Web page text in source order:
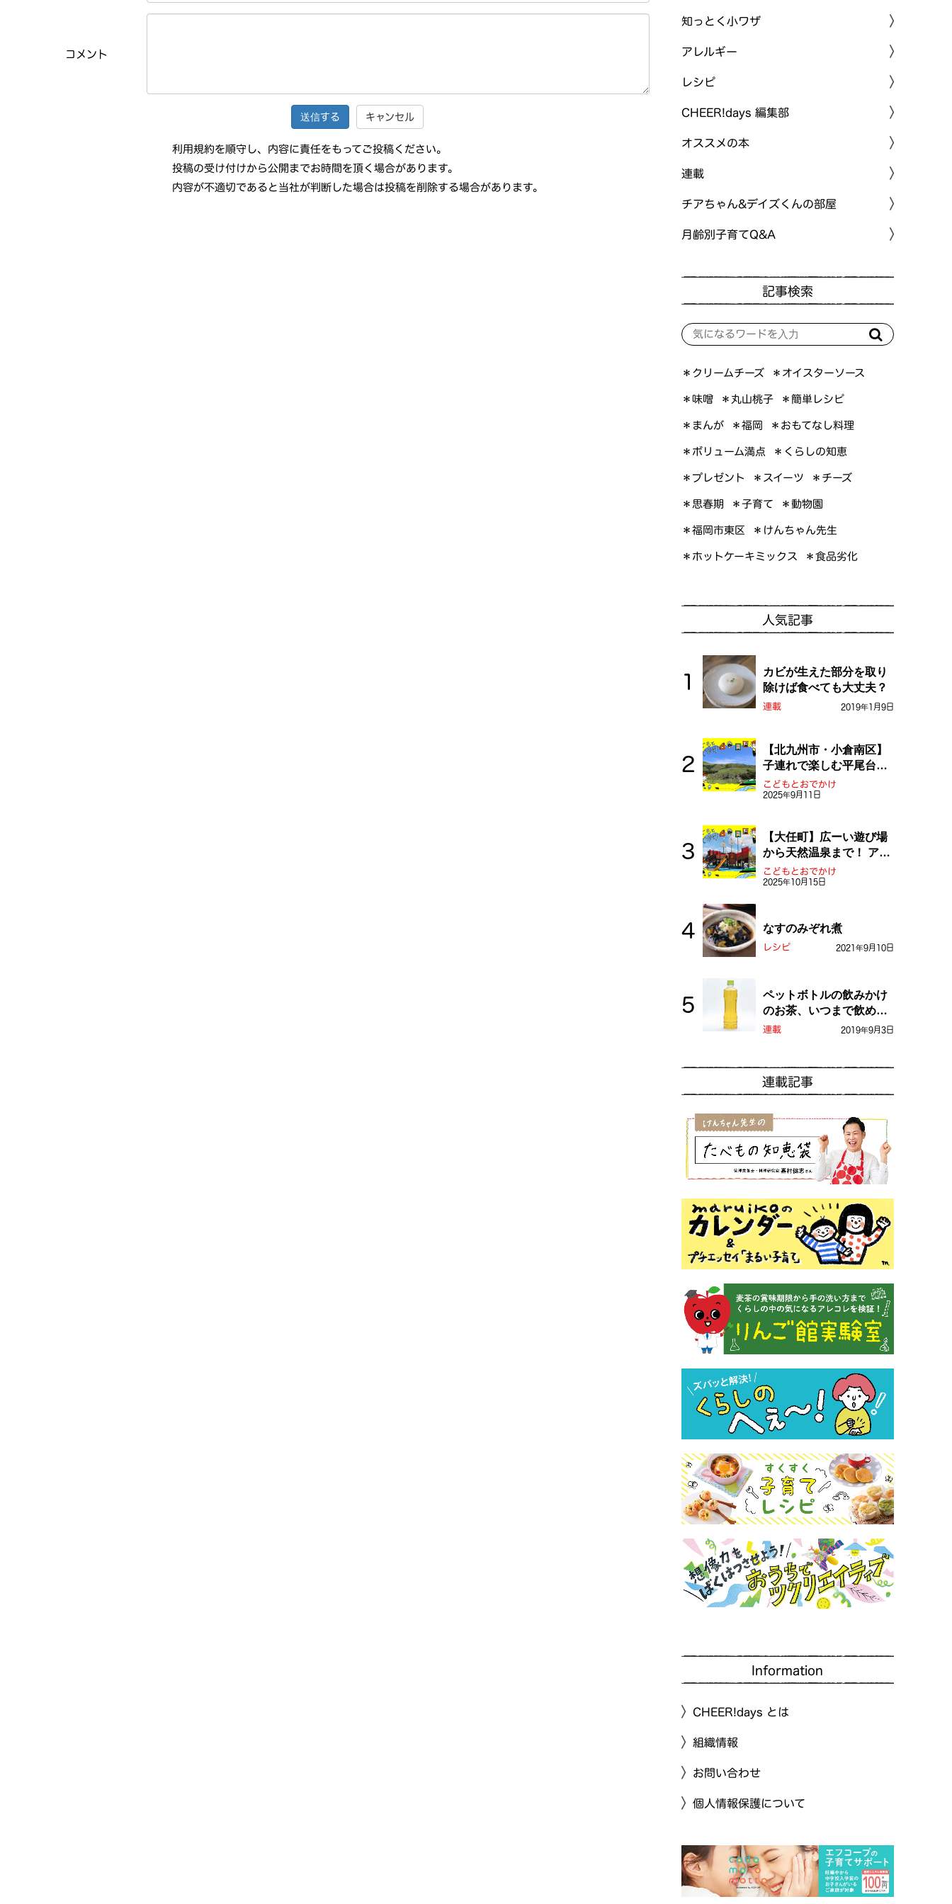
コメント
キャンセル
利用規約を順守し、内容に責任をもってご投稿ください。
投稿の受け付けから公開までお時間を頂く場合があります。
内容が不適切であると当社が判断した場合は投稿を削除する場合があります。
知っとく小ワザ
アレルギー
レシピ
CHEER!days 編集部
オススメの本
連載
チアちゃん&デイズくんの部屋
月齢別子育てQ&A
記事検索
＊クリームチーズ ＊オイスターソース
＊味噌 ＊丸山桃子 ＊簡単レシピ
＊まんが ＊福岡 ＊おもてなし料理
＊ボリューム満点 ＊くらしの知恵
＊プレゼント ＊スイーツ ＊チーズ
＊思春期 ＊子育て ＊動物園
＊福岡市東区 ＊けんちゃん先生
＊ホットケーキミックス ＊食品劣化
人気記事
カビが生えた部分を取り
除けば食べても大丈夫？
連載 2019年1月9日
【北九州市・小倉南区】
子連れで楽しむ平尾台！
ふしぎな草原や千仏鍾乳
洞を探検しよう！
こどもとおでかけ
2025年9月11日
【大任町】広ーい遊び場
から天然温泉まで！ アミ
ューズメントな道の駅・
おおとう桜街道
こどもとおでかけ
2025年10月15日
なすのみぞれ煮
レシピ 2021年9月10日
ペットボトルの飲みかけ
のお茶、いつまで飲め
る？
連載 2019年9月3日
連載記事
Information
CHEER!days とは
組織情報
お問い合わせ
個人情報保護について